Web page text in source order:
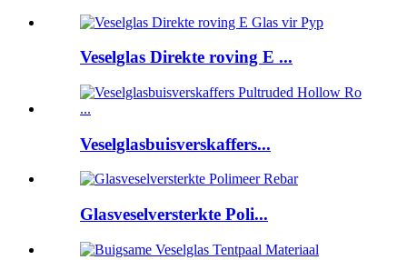
Veselglas Direkte roving E ...
Veselglasbuisverskaffers...
Glasveselversterkte Poli...